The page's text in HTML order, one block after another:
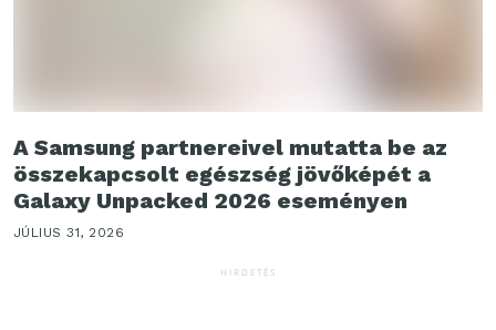
A Samsung partnereivel mutatta be az
összekapcsolt egészség jövőképét a
Galaxy Unpacked 2026 eseményen
JÚLIUS 31, 2026
HIRDETÉS